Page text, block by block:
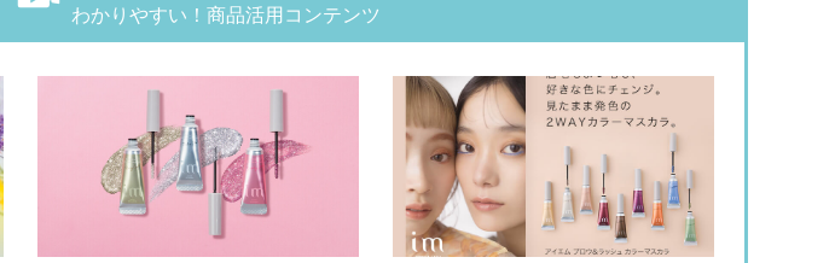
わかりやすい！商品活用コンテンツ